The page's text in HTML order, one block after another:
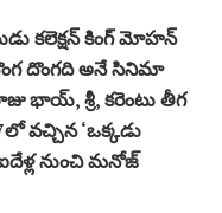
కలెక్షన్ కింగ్ మోహన్
దొంగది అనే సినిమా
భాయ్, శ్రీ, కరెంటు తీగ
‘ఒక్కడు
నుంచి మనోజ్